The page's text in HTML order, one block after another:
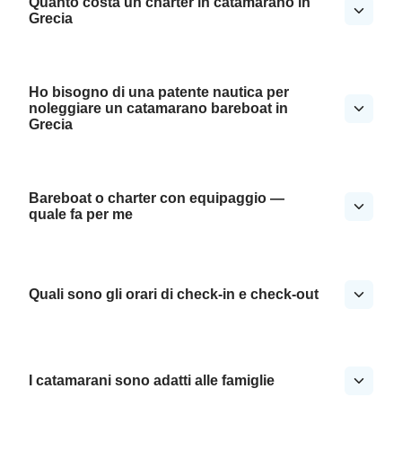
Grecia
Ho bisogno di una patente nautica per
noleggiare un catamarano bareboat in
Grecia
Bareboat o charter con equipaggio —
quale fa per me
Quali sono gli orari di check-in e check-out
I catamarani sono adatti alle famiglie